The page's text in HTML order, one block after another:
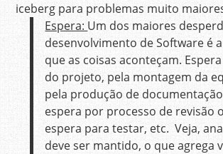
iceberg para problemas muito
Espera:Um dos maiores
desenvolvimento de Software é
que as coisas aconteçam.
do projeto, pela montagem da
pela produção de
espera por processo de revisão
espera para testar, etc. Veja,
deve ser mantido, o que agrega